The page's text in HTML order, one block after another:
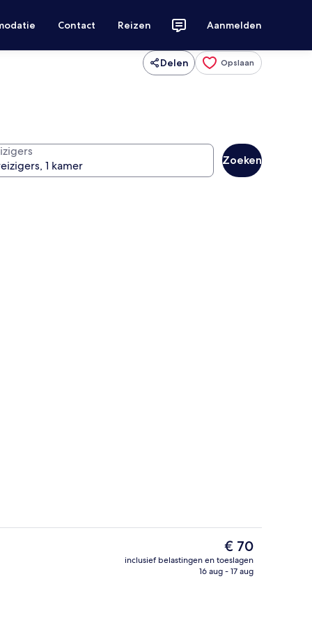
Contact Reizen Aanmelden
Delen Opslaan
Zoeken
Tweepersoonskamer,
De
huidige
prijs
€ 70
inclusief belastingen en toeslagen
16 aug - 17 aug